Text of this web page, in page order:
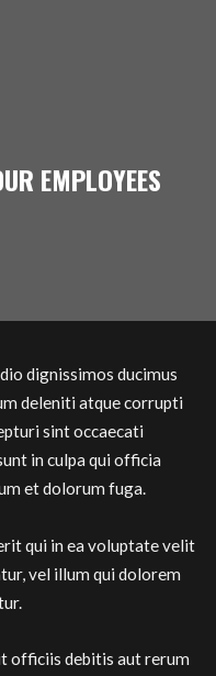
EMPLOYEES
dignissimos ducimus
deleniti atque corrupti
sint occaecati
in culpa qui officia
et dolorum fuga.
qui in ea voluptate velit
vel illum qui dolorem
officiis debitis aut rerum